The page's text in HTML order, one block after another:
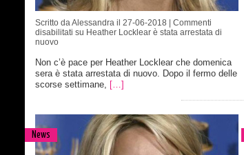
Scritto da Alessandra il 27-06-2018 | Commenti
disabilitati su Heather Locklear è stata arrestata di
nuovo
Non c’è pace per Heather Locklear che domenica
sera è stata arrestata di nuovo. Dopo il fermo delle
scorse settimane, […]
News